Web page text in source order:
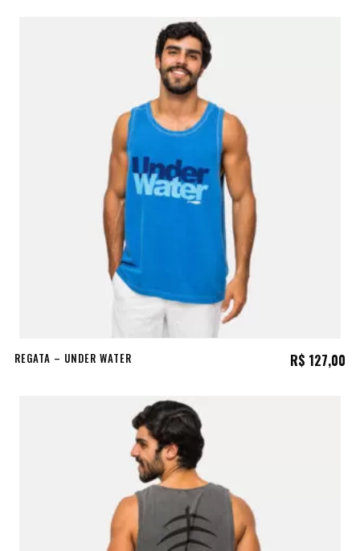
REGATA – UNDER WATER R$ 127,00